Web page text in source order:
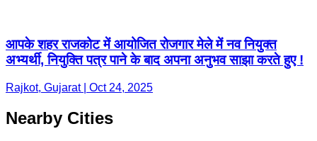
आपके शहर राजकोट में आयोजित रोजगार मेले में नव नियुक्त
अभ्यर्थी, नियुक्ति पत्र पाने के बाद अपना अनुभव साझा करते हुए !
Rajkot, Gujarat | Oct 24, 2025
Nearby Cities